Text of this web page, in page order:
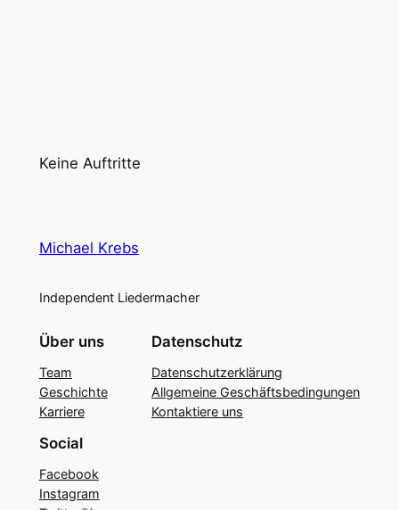
Keine Auftritte
Michael Krebs
Independent Liedermacher
Über uns
Team
Geschichte
Karriere
Datenschutz
Datenschutzerklärung
Allgemeine Geschäftsbedingungen
Kontaktiere uns
Social
Facebook
Instagram